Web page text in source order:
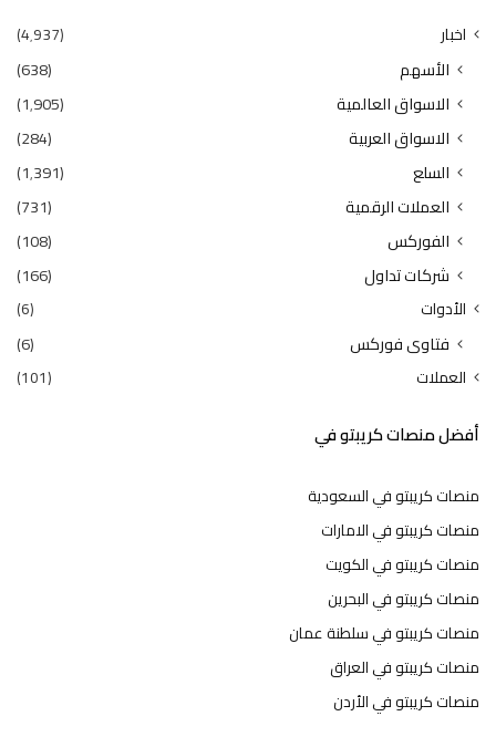
اخبار (4٬937)
الأسهم
(638)
الاسواق العالمية
(1٬905)
الاسواق العربية
(284)
السلع
(1٬391)
العملات الرقمية
(731)
الفوركس
(108)
شركات تداول
(166)
الأدوات (6)
فتاوى فوركس (6)
العملات (101)
أفضل منصات كريبتو في
منصات كريبتو في السعودية
منصات كريبتو في الامارات
منصات كريبتو في الكويت
منصات كريبتو في البحرين
منصات كريبتو في سلطنة عمان
منصات كريبتو في العراق
منصات كريبتو في الأردن